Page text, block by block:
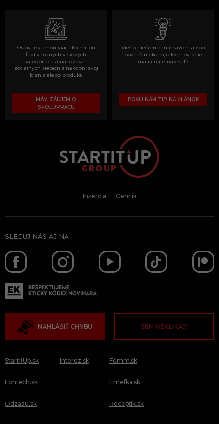
Oslov reklamou viac ako milión
ľudí v rôznych vekových
kategóriách a na rôznych
sociálnych sieťach a nakopni svoj
biznis alebo produkt.
MÁM ZÁUJEM O
SPOLUPRÁCU
Vieš o niečom zaujímavom alebo
poznáš niekoho, o kom by sme
mali určite napísať?
POŠLI NÁM TIP NA ČLÁNOK
Inzercia Cenník
SLEDUJ NÁS AJ NA
NAHLÁSIŤ CHYBU SEM NEKLIKAJ!
StartItUp.sk
Fontech.sk
Odzadu.sk
Interez.sk Femm.sk
Emefka.sk
Receptik.sk